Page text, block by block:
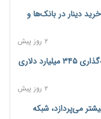
خرید دینار در بانک‌ها و
۲ روز پیش
جنگ کریدورها وارد فاز جدید شد؛ سرمایه‌گذاری ۳۴۵ میلیارد دلاری
۲ روز پیش
می‌پردازد، شبکه